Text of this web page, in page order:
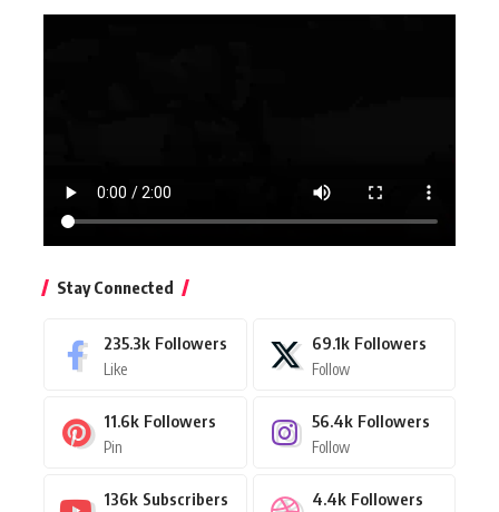
Stay Connected
235.3k Followers
Like
69.1k Followers
Follow
11.6k Followers
Pin
56.4k Followers
Follow
136k Subscribers 4.4k Followers